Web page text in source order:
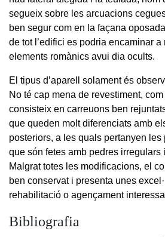
segueix sobre les arcuacions
ben segur com en la façana
de tot l’edifici es podria encaminar a
elements romànics avui dia ocults.
El tipus d’aparell solament és
No té cap mena de revestiment, com
consisteix en carreuons ben
que queden molt diferenciats amb
posteriors, a les quals pertanyen les
que són fetes amb pedres irregulars
Malgrat totes les modificacions, el
ben conservat i presenta unes
rehabilitació o agençament
Bibliografia